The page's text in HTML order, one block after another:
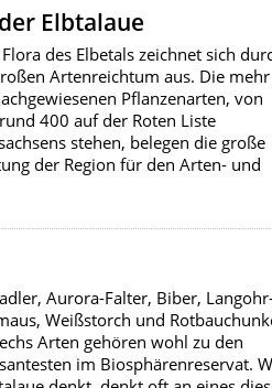
Elbtalaue
des Elbetals zeichnet sich
Artenreichtum aus. Die
Pflanzenarten, von
400 auf der Roten Liste
stehen, belegen die große
der Region für den Arten- und
Aurora-Falter, Biber,
Weißstorch und
Arten gehören wohl zu den
im Biosphärenreservat.